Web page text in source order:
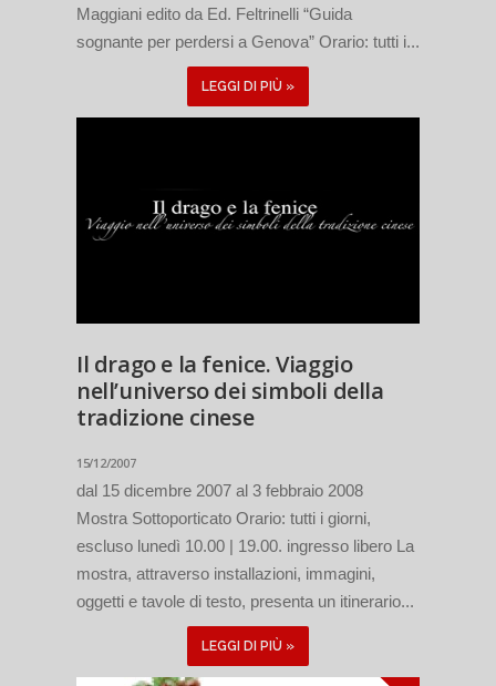
Maggiani edito da Ed. Feltrinelli “Guida
sognante per perdersi a Genova” Orario: tutti i...
LEGGI DI PIÙ »
Il drago e la fenice. Viaggio
nell’universo dei simboli della
tradizione cinese
15/12/2007
dal 15 dicembre 2007 al 3 febbraio 2008
Mostra Sottoporticato Orario: tutti i giorni,
escluso lunedì 10.00 | 19.00. ingresso libero La
mostra, attraverso installazioni, immagini,
oggetti e tavole di testo, presenta un itinerario...
LEGGI DI PIÙ »